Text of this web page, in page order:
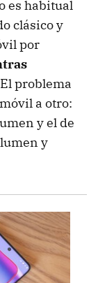
es habitual
clásico y
por
problema
a otro:
y el de
y